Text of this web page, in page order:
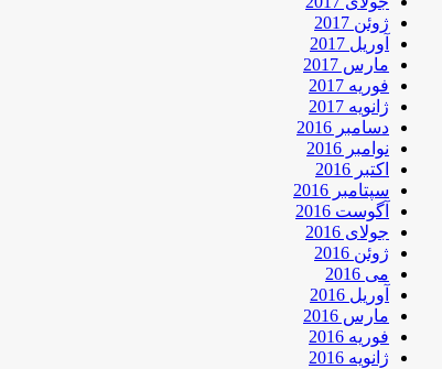
ژوئن 2017
آوریل 2017
مارس 2017
فوریه 2017
ژانویه 2017
دسامبر 2016
نوامبر 2016
اکتبر 2016
سپتامبر 2016
آگوست 2016
جولای 2016
ژوئن 2016
می 2016
آوریل 2016
مارس 2016
فوریه 2016
ژانویه 2016